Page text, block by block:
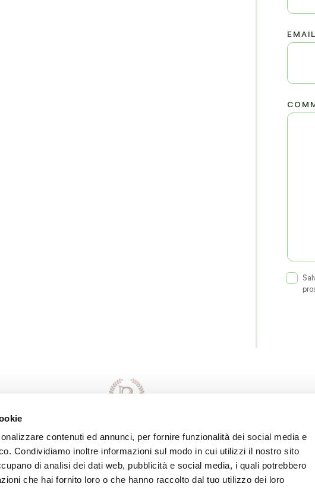
contenuti ed annunci, per fornire funzionalità dei social media e
Condividiamo inoltre informazioni sul modo in cui utilizzi il nostro sito
di analisi dei dati web, pubblicità e social media, i quali potrebbero
che hai fornito loro o che hanno raccolto dal tuo utilizzo dei loro
EMAIL
Responsabile della Conduzione
Servizio: MASSIMO LEONI